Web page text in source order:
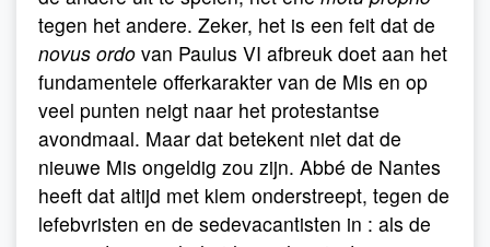
tegen het andere. Zeker, het is een feit dat de
novus ordo van Paulus VI afbreuk doet aan het
fundamentele offerkarakter van de Mis en op
veel punten neigt naar het protestantse
avondmaal. Maar dat betekent niet dat de
nieuwe Mis ongeldig zou zijn. Abbé de Nantes
heeft dat altijd met klem onderstreept, tegen de
lefebvristen en de sedevacantisten in : als de